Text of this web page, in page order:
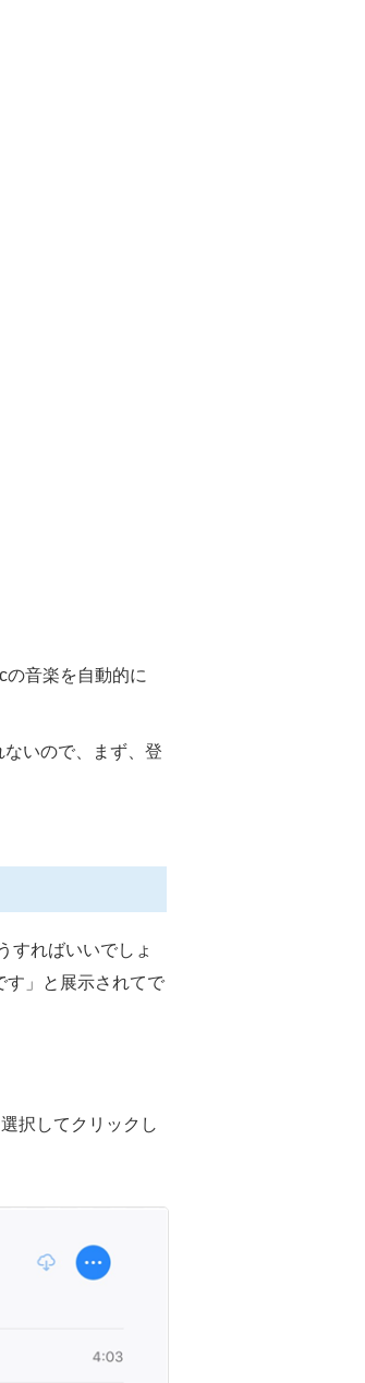
の音楽を自動的に
いので、まず、登
すればいいでしょ
す」と展示されてで
択してクリックし